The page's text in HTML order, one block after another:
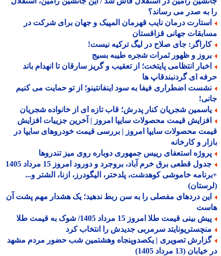
به صدر می رساند؟
درمان نایب قهرمان المپیک و جهان برای شرکت در
جهانی قزاقستان
جای صلاح در لیگ ترکیه نیست!
و ظهور ثمرات شجره طیبه بسیج
انتظامی پایتخت؛ از تعقیب و گریز سارقان تا انهدام باند
ای گردنبندقاپ ها
اضطراری فیفا به سود اینفانتینو؛ از تو حمایت می کنیم
شجریان کنار پدرش؛ قاب تازه ای از خانواده شجریان
قیمت محصولات سایپا امروز | آخرین جزییات افزایش
محصولات سایپا امروز | بررسی قیمت خودروهای سایپا در
و کارخانه
استعفای رییس جمهوری دوباره روی میز تندروها
جدول قطعی برق خرم آباد، بروجرد و دورود امروز 15 مرداد 1405
خاموشی کوهدشت، پلدختر، الیگودرز، ازنا، الشتر و...
دردهای مفصلی را به سن ربط ندهید؛ یک هشدار مهم پشت آن
بینی قیمت طلا امروز 15 مرداد 1405/ شوک به قیمت طلا
سرمربی جدیدش را انتخاب کرد
تصویری | یکصدوپنجاه وهشتمین شب حضور مردم مشهد
(13 مرداد 1405)